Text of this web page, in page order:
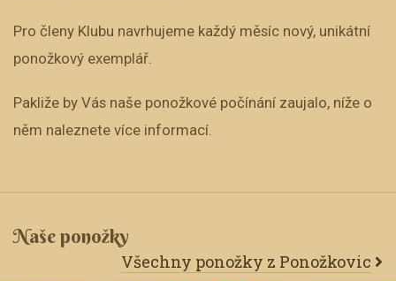
Pro členy Klubu navrhujeme každý měsíc nový, unikátní
ponožkový exemplář.
Pakliže by Vás naše ponožkové počínání zaujalo, níže o
něm naleznete více informací.
Naše ponožky
Všechny ponožky z Ponožkovic